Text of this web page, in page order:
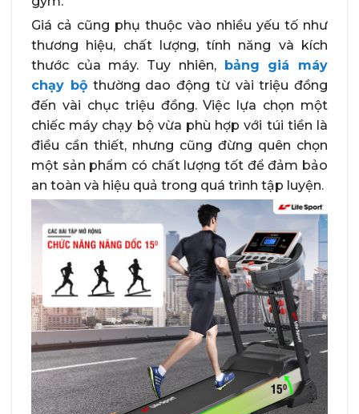
Giá cả cũng phụ thuộc vào nhiều yếu tố như
thương hiệu, chất lượng, tính năng và kích
thước của máy. Tuy nhiên,
bảng giá máy
chạy bộthường dao động từ vài triệu đồng
đến vài chục triệu đồng. Việc lựa chọn một
chiếc máy chạy bộ vừa phù hợp với túi tiền là
điều cần thiết, nhưng cũng đừng quên chọn
một sản phẩm có chất lượng tốt để đảm bảo
an toàn và hiệu quả trong quá trình tập luyện.